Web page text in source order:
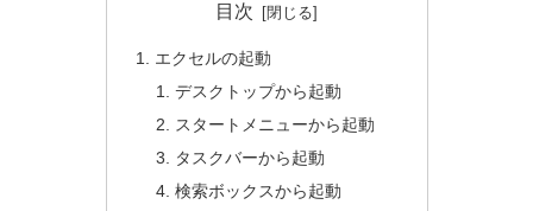
目次
エクセルの起動
デスクトップから起動
スタートメニューから起動
タスクバーから起動
検索ボックスから起動